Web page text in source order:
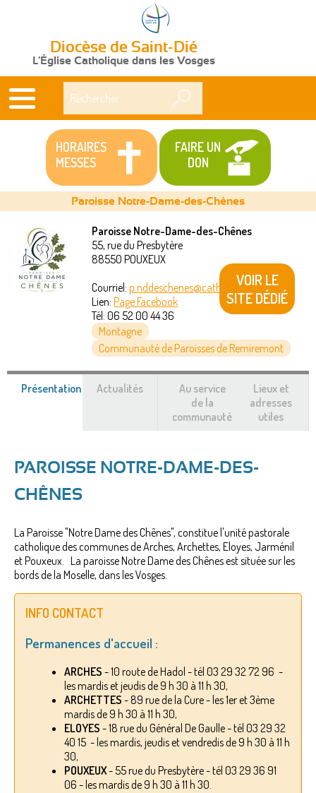
Diocèse de Saint-Dié
L'Église Catholique dans les Vosges
HORAIRES
MESSES
FAIRE UN
DON
Vous
êtes
Paroisse Notre-Dame-des-Chênes
Paroisse Notre-Dame-des-Chênes
55, rue du Presbytère
88550 POUXEUX
Courriel: p.nddeschenes@catholique88.fr
Lien: Page Facebook
Tél: 06 52 00 44 36
Montagne
Communauté de Paroisses de Remiremont
VOIR LE
SITE DÉDIÉ
Présentation (onglet
Actualités
Au service
de la
communauté
Lieux et
adresses
utiles
PAROISSE NOTRE-DAME-DES-
CHÊNES
La Paroisse "Notre Dame des Chênes", constitue l'unité pastorale
catholique des communes de Arches, Archettes, Eloyes, Jarménil
et Pouxeux. La paroisse Notre Dame des Chênes est située sur les
bords de la Moselle, dans les Vosges.
INFO CONTACT
Permanences d'accueil :
ARCHES - 10 route de Hadol - tél 03 29 32 72 96 -
les mardis et jeudis de 9 h 30 à 11 h 30,
ARCHETTES - 89 rue de la Cure - les 1er et 3ème
mardis de 9 h 30 à 11 h 30,
ELOYES - 18 rue du Général De Gaulle - tél 03 29 32
40 15 - les mardis, jeudis et vendredis de 9 h 30 à 11 h
30,
POUXEUX- 55 rue du Presbytère - tél 03 29 36 91
06 - les mardis de 9 h 30 à 11 h 30.